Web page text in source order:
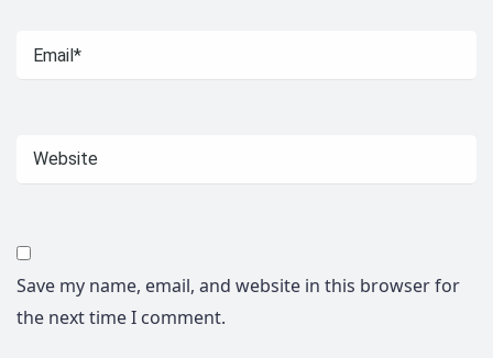
Save my name, email, and website in this browser for
the next time I comment.